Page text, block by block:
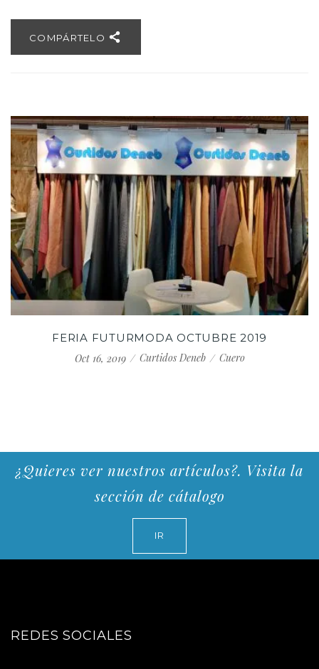
COMPÁRTELO
FERIA FUTURMODA OCTUBRE 2019
Oct 16, 2019
Curtidos Deneb Cuero
¿Quieres ver nuestros artículos?. Visita la
sección de cátalogo
IR
REDES SOCIALES